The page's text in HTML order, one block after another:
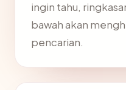
ingin tahu,
bawah akan
pencarian.